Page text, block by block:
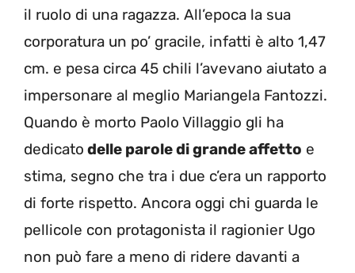
il ruolo di una ragazza. All’epoca la sua
corporatura un po’ gracile, infatti è alto 1,47
cm. e pesa circa 45 chili l’avevano aiutato a
impersonare al meglio Mariangela Fantozzi.
Quando è morto Paolo Villaggio gli ha
dedicato delle parole di grande affetto e
stima, segno che tra i due c’era un rapporto
di forte rispetto. Ancora oggi chi guarda le
pellicole con protagonista il ragionier Ugo
non può fare a meno di ridere davanti a